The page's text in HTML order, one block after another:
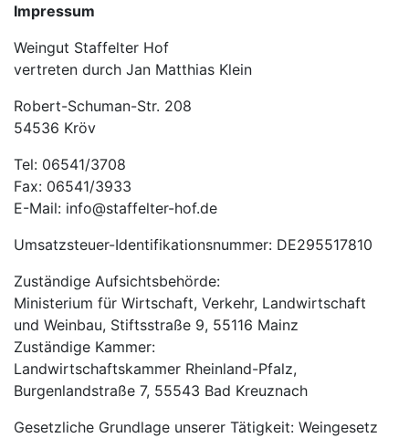
Impressum
Weingut Staffelter Hof
vertreten durch Jan Matthias Klein
Robert-Schuman-Str. 208
54536 Kröv
Tel: 06541/3708
Fax: 06541/3933
E-Mail: info@staffelter-hof.de
Umsatzsteuer-Identifikationsnummer: DE295517810
Zuständige Aufsichtsbehörde:
Ministerium für Wirtschaft, Verkehr, Landwirtschaft
und Weinbau, Stiftsstraße 9, 55116 Mainz
Zuständige Kammer:
Landwirtschaftskammer Rheinland-Pfalz,
Burgenlandstraße 7, 55543 Bad Kreuznach
Gesetzliche Grundlage unserer Tätigkeit: Weingesetz